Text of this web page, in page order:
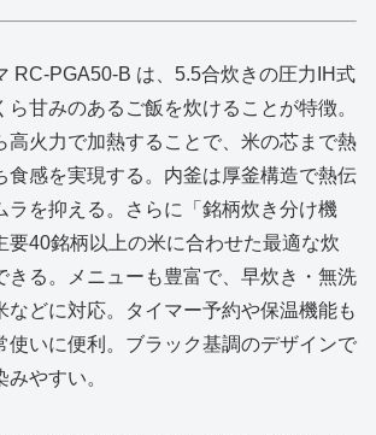
RC‑PGA50‑B は、5.5合炊きの圧力IH式
甘みのあるご飯を炊けることが特徴。
高火力で加熱することで、米の芯まで熱
食感を実現する。内釜は厚釜構造で熱伝
ラを抑える。さらに「銘柄炊き分け機
要40銘柄以上の米に合わせた最適な炊
きる。メニューも豊富で、早炊き・無洗
などに対応。タイマー予約や保温機能も
使いに便利。ブラック基調のデザインで
やすい。